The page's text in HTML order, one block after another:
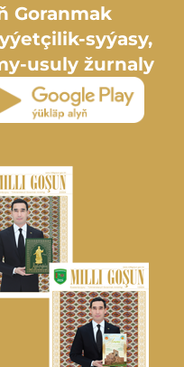
Goranmak
syýasy,
usuly žurnaly